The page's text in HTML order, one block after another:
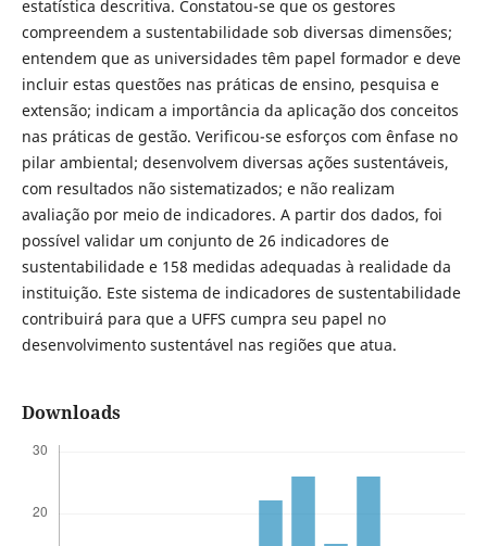
estatística descritiva. Constatou-se que os gestores
compreendem a sustentabilidade sob diversas dimensões;
entendem que as universidades têm papel formador e deve
incluir estas questões nas práticas de ensino, pesquisa e
extensão; indicam a importância da aplicação dos conceitos
nas práticas de gestão. Verificou-se esforços com ênfase no
pilar ambiental; desenvolvem diversas ações sustentáveis,
com resultados não sistematizados; e não realizam
avaliação por meio de indicadores. A partir dos dados, foi
possível validar um conjunto de 26 indicadores de
sustentabilidade e 158 medidas adequadas à realidade da
instituição. Este sistema de indicadores de sustentabilidade
contribuirá para que a UFFS cumpra seu papel no
desenvolvimento sustentável nas regiões que atua.
Downloads